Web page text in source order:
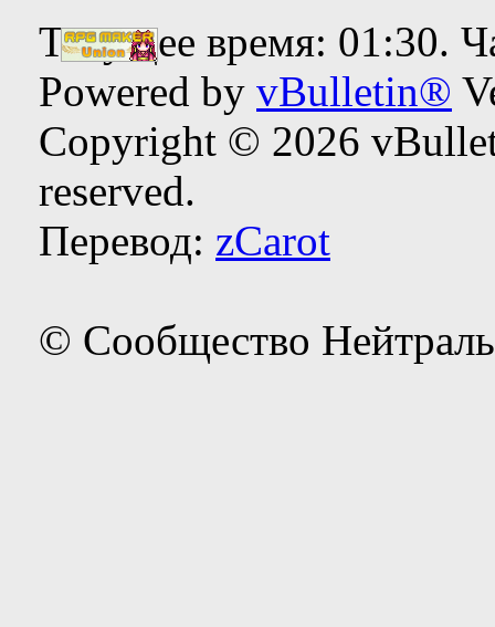
Текущее время: 01:30.
Powered by vBulletin®
Copyright © 2026
reserved.
Перевод: zCarot
© Сообщество